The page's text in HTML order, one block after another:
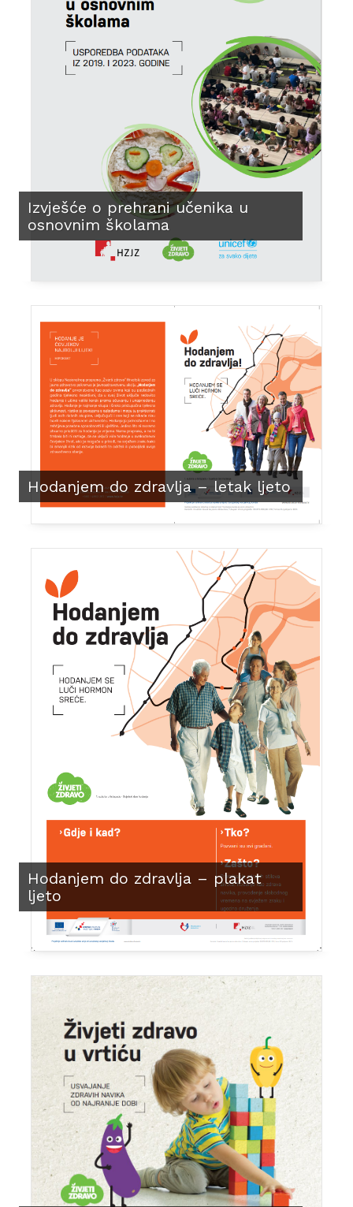
Izvješće o prehrani učenika u
osnovnim školama
Hodanjem do zdravlja – letak ljeto
Hodanjem do zdravlja – plakat
ljeto